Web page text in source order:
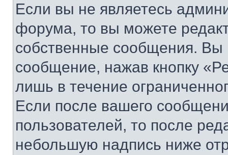
Если вы не являетесь
форума, то вы можете
собственные сообщения. Вы
сообщение, нажав кнопку
лишь в течение
Если после вашего
пользователей, то после
небольшую надпись ниже